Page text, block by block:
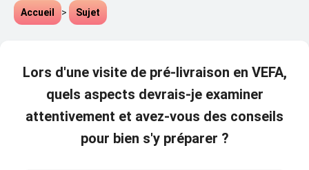
Accueil > Sujet
Lors d'une visite de pré-livraison en VEFA,
quels aspects devrais-je examiner
attentivement et avez-vous des conseils
pour bien s'y préparer ?